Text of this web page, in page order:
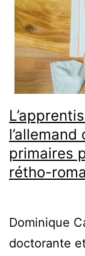
primaires
rétho-
Dominique
doctorante